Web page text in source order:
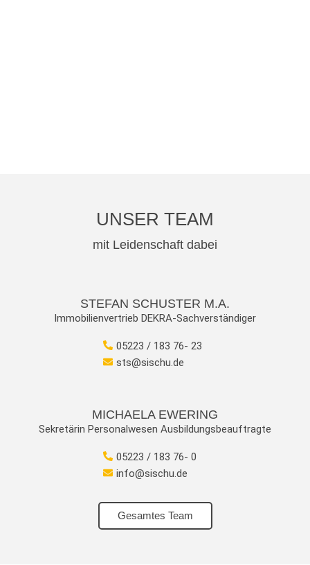
UNSER TEAM
mit Leidenschaft dabei
STEFAN SCHUSTER M.A.
Immobilienvertrieb DEKRA-Sachverständiger
05223 / 183 76- 23
sts@sischu.de
MICHAELA EWERING
Sekretärin Personalwesen Ausbildungsbeauftragte
05223 / 183 76- 0
info@sischu.de
Gesamtes Team